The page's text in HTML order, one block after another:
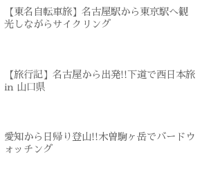
【東名自転車旅】名古屋駅から東京駅へ観
光しながらサイクリング
【旅行記】名古屋から出発!!下道で西日本旅
in 山口県
愛知から日帰り登山!!木曽駒ヶ岳でバードウ
ォッチング